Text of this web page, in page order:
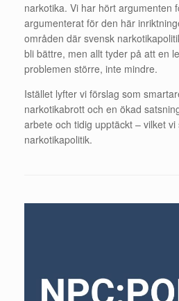
narkotika. Vi har hört argumenten
argumenterat för den här
områden där svensk
bli bättre, men allt tyder på att en
problemen större, inte mindre.
Istället lyfter vi förslag som
narkotikabrott och en ökad
arbete och tidig upptäckt – vilket
narkotikapolitik.